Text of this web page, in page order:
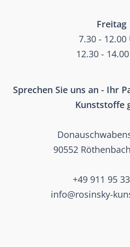
Freitag
7.30 - 12.00
12.30 -
Sprechen Sie uns an - Ihr
Kunststoffe
90552
+49 911 95
info@rosinsky-